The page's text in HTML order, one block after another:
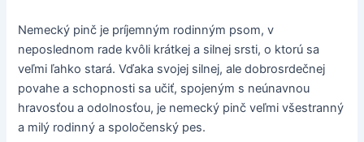
Nemecký pinč je príjemným rodinným psom, v
neposlednom rade kvôli krátkej a silnej srsti, o ktorú sa
veľmi ľahko stará. Vďaka svojej silnej, ale dobrosrdečnej
povahe a schopnosti sa učiť, spojeným s neúnavnou
hravosťou a odolnosťou, je nemecký pinč veľmi všestranný
a milý rodinný a spoločenský pes.